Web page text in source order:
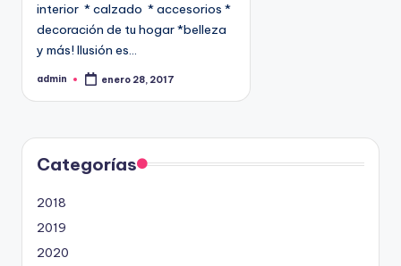
o
e
n
interior * calzado * accesorios *
decoración de tu hogar *belleza
y más! Ilusión es…
P
b
c
d
o
r
admin enero 28, 2017
Categorías
2018
2019
2020